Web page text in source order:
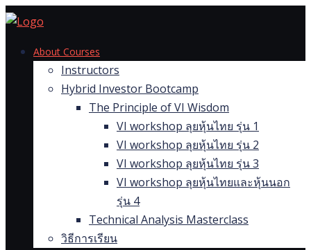
Skip
contentAbout Courses
Instructors
Hybrid Investor Bootcamp
The Principle of VI Wisdom
VI workshop ลุยหุ้นไทย รุ่น 1
VI workshop ลุยหุ้นไทย รุ่น 2
VI workshop ลุยหุ้นไทย รุ่น 3
VI workshop ลุยหุ้นไทยและหุ้นนอก
รุ่น 4
Technical Analysis Masterclass
วิธีการเรียน